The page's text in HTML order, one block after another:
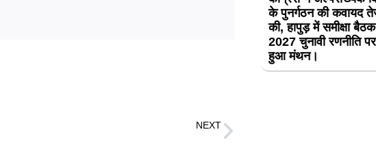
NEXT
के पुनर्गठन की कवायद
की, हापुड़ में समीक्षा
2027 चुनावी रणनीति पर
हुआ मंथन।